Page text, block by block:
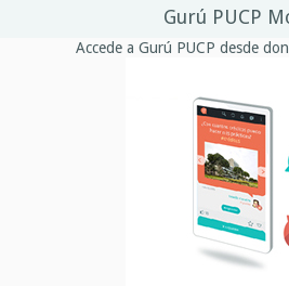
Gurú PUCP
Accede a Gurú PUCP desde